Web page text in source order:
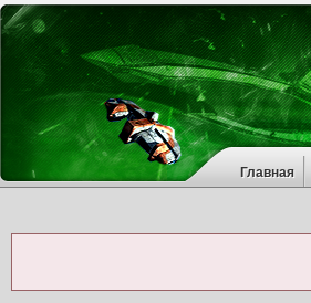
Главная